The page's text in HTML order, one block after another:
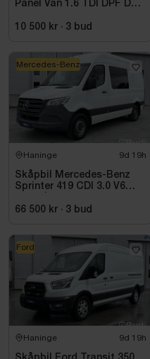
Panel Van 1.6 TDI DPF DSG
10 500 kr · 3 bud
Haninge 9d 19h
Skåpbil Mercedes-Benz
Sprinter 419 CDI 3.0 V6
66 500 kr · 3 bud
Mercedes-Benz
Haninge 9d 19h
Ford